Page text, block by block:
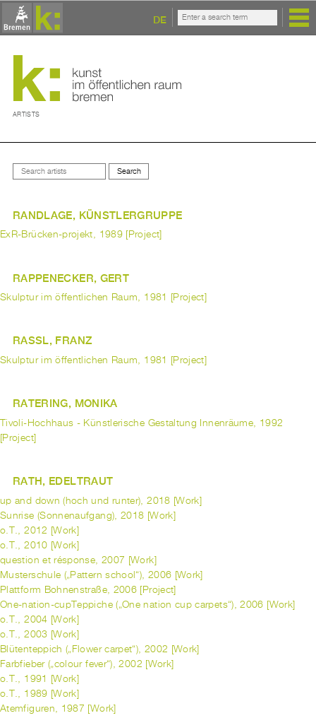
DE
ARTISTS
RANDLAGE, KÜNSTLERGRUPPE
ExR-Brücken-projekt, 1989 [Project]
RAPPENECKER, GERT
Skulptur im öffentlichen Raum, 1981 [Project]
RASSL, FRANZ
Skulptur im öffentlichen Raum, 1981 [Project]
RATERING, MONIKA
Tivoli-Hochhaus - Künstlerische Gestaltung Innenräume, 1992
[Project]
RATH, EDELTRAUT
up and down (hoch und runter), 2018 [Work]
Sunrise (Sonnenaufgang), 2018 [Work]
o.T., 2012 [Work]
o.T., 2010 [Work]
question et résponse, 2007 [Work]
Musterschule („Pattern school“), 2006 [Work]
Plattform Bohnenstraße, 2006 [Project]
One-nation-cupTeppiche („One nation cup carpets“), 2006 [Work]
o.T., 2004 [Work]
o.T., 2003 [Work]
Blütenteppich („Flower carpet“), 2002 [Work]
Farbfieber („colour fever“), 2002 [Work]
o.T., 1991 [Work]
o.T., 1989 [Work]
Atemfiguren, 1987 [Work]